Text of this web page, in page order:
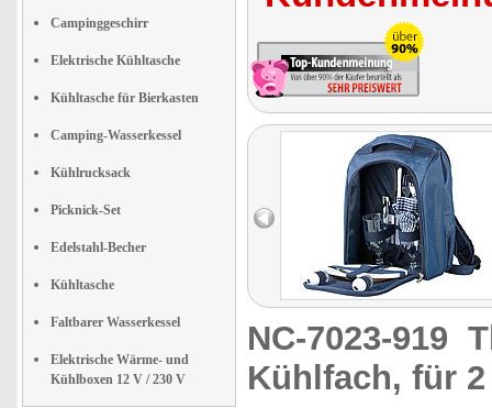
Campinggeschirr
Elektrische Kühltasche
Kühltasche für Bierkasten
Camping-Wasserkessel
Kühlrucksack
Picknick-Set
Edelstahl-Becher
Kühltasche
Faltbarer Wasserkessel
Elektrische Wärme- und
Kühlboxen 12 V / 230 V
NC-7023-919
Kühlfach, für